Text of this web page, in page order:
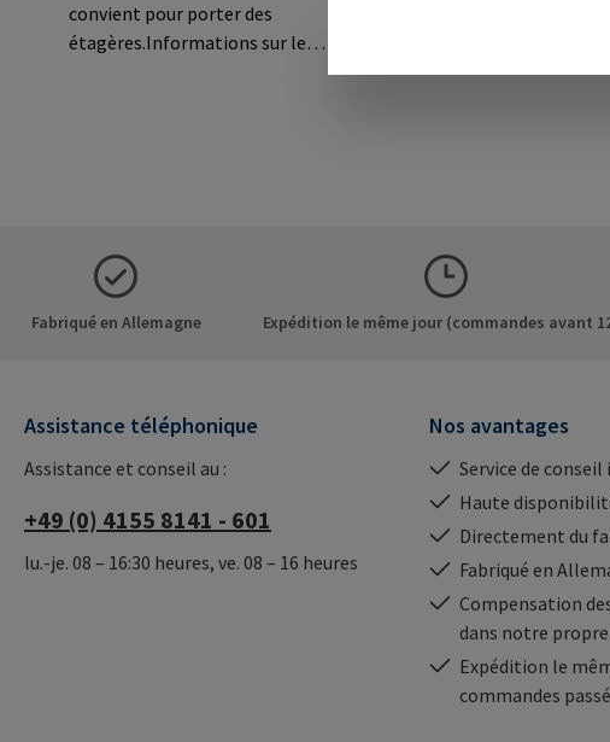
convient pour porter des
étagères.Informations sur le
fabricant: RAMPA GmbH & Co. KG Auf
fabricant: RAMPA
Fabriqué en Allemagne Expédition le même jour (commandes avant
Assistance téléphonique
Assistance et conseil au :
+49 (0) 4155 8141 - 601
lu.-je. 08 – 16:30 heures, ve. 08 – 16 heures
Nos avantages
Service de conseil
Haute
Directement du
Fabriqué en
Compensation
dans notre
Expédition le
commandes